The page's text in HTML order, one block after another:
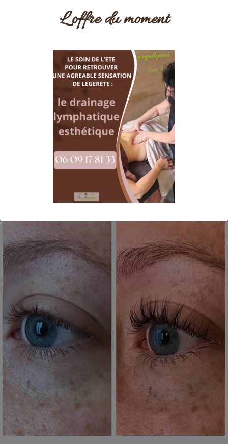
Comment me contacter ?
- par téléphone ou whatsApp : 06 09 17 81 33
- par mail :inma.delahorra@free.fr
En attendant, je serai ravie de vous rencontrer et de
vous accompagner !
Au plaisir de faire votre connaissance,
Inma
L’offre du moment
Ceci fermera dans secondes